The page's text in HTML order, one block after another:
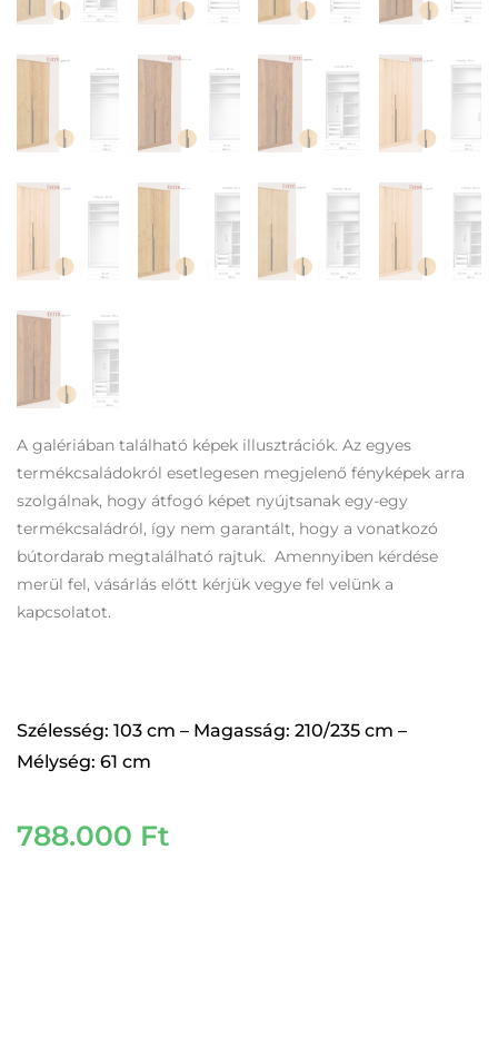
A galériában található képek illusztrációk. Az egyes
termékcsaládokról esetlegesen megjelenő fényképek arra
szolgálnak, hogy átfogó képet nyújtsanak egy-egy
termékcsaládról, így nem garantált, hogy a vonatkozó
bútordarab megtalálható rajtuk. Amennyiben kérdése
merül fel, vásárlás előtt kérjük vegye fel velünk a
kapcsolatot.
Szélesség: 103 cm – Magasság: 210/235 cm –
Mélység: 61 cm
788.000 Ft